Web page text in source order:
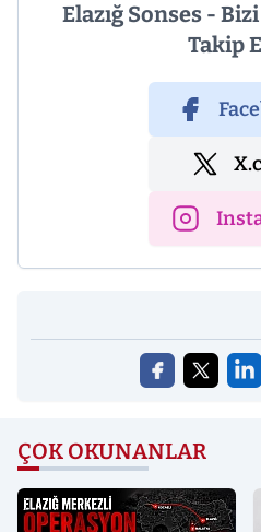
Elazığ Sonses -
Takip
ÇOK OKUNANLAR